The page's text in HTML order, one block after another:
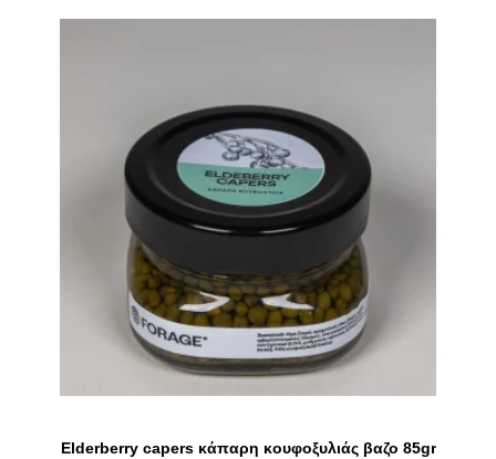
Elderberry capers κάπαρη κουφοξυλιάς βαζο 85gr